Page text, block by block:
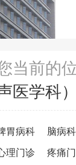
当前的
医学科
胃病科 脑病科
理门诊 疼痛